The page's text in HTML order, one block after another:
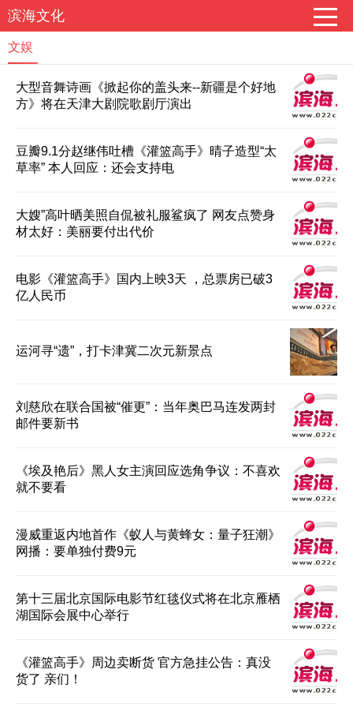
滨海文化
文娱
大型音舞诗画《掀起你的盖头来--新疆是个好地
方》将在天津大剧院歌剧厅演出
豆瓣9.1分赵继伟吐槽《灌篮高手》晴子造型“太
草率” 本人回应：还会支持电
大嫂”高叶晒美照自侃被礼服鲨疯了 网友点赞身
材太好：美丽要付出代价
电影《灌篮高手》国内上映3天 ，总票房已破3
亿人民币
运河寻“遗”，打卡津冀二次元新景点
刘慈欣在联合国被“催更”：当年奥巴马连发两封
邮件要新书
《埃及艳后》黑人女主演回应选角争议：不喜欢
就不要看
漫威重返内地首作《蚁人与黄蜂女：量子狂潮》
网播：要单独付费9元
第十三届北京国际电影节红毯仪式将在北京雁栖
湖国际会展中心举行
《灌篮高手》周边卖断货 官方急挂公告：真没
货了 亲们！